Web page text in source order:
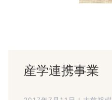
産学連携事業